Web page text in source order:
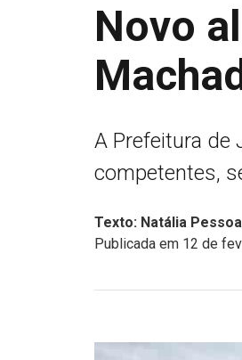
Novo
A Prefeitura de
competentes,
Texto: Natália
Publicada em 12 de